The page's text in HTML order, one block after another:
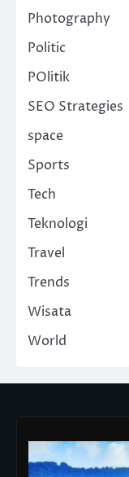
Photography
Politic
POlitik
SEO Strategies
space
Sports
Tech
Teknologi
Travel
Trends
Wisata
World